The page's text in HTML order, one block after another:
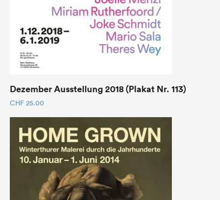
Dezember Ausstellung 2018 (Plakat Nr. 113)
CHF 25.00